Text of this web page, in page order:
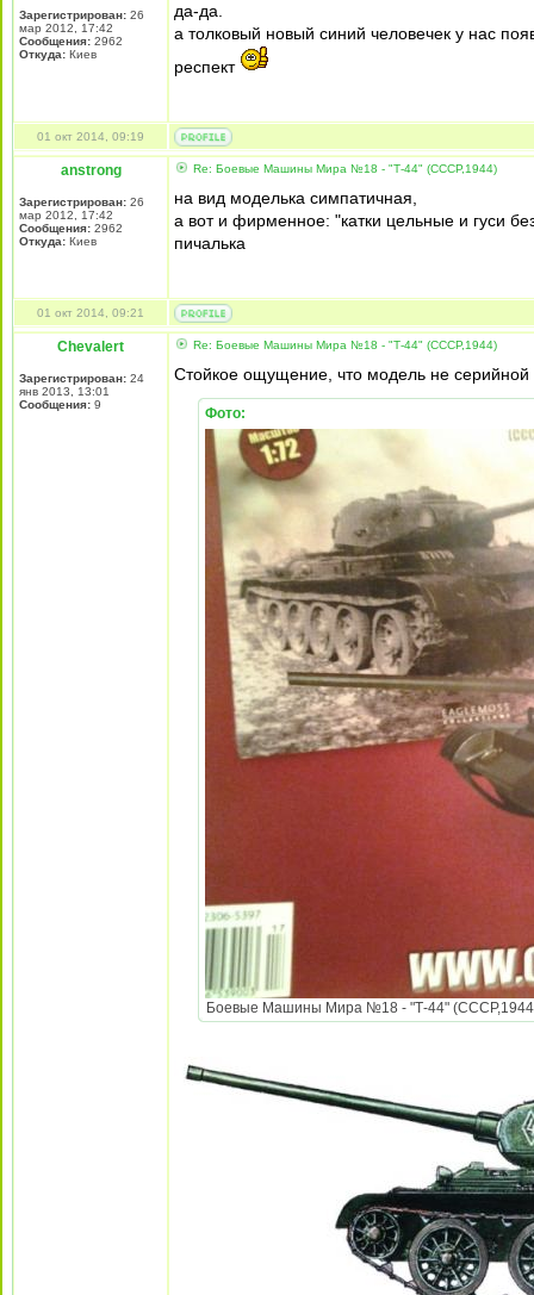
Зарегистрирован: 26
мар 2012, 17:42
Сообщения: 2962
Откуда: Киев
да-да.
а толковый новый синий человечек у нас
респект
01 окт 2014, 09:19
anstrong
Зарегистрирован: 26
мар 2012, 17:42
Сообщения: 2962
Откуда: Киев
Re: Боевые Машины Мира №18 - "Т-44" (СССР,1944)
на вид моделька симпатичная,
а вот и фирменное: "катки цельные и гуси
пичалька
01 окт 2014, 09:21
Chevalert
Зарегистрирован: 24
янв 2013, 13:01
Сообщения: 9
Re: Боевые Машины Мира №18 - "Т-44" (СССР,1944)
Стойкое ощущение, что модель не серийной
Фото:
Боевые Машины Мира №18 - "Т-44" (СССР,1944)